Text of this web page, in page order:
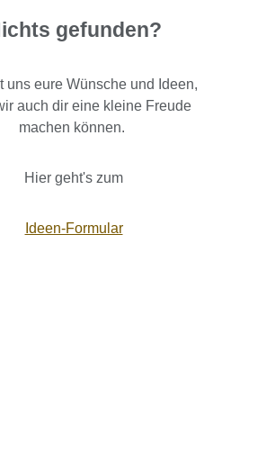
gefunden?
uns eure Wünsche und Ideen,
auch dir eine kleine Freude
machen können.
Hier geht's zum
Ideen-Formular